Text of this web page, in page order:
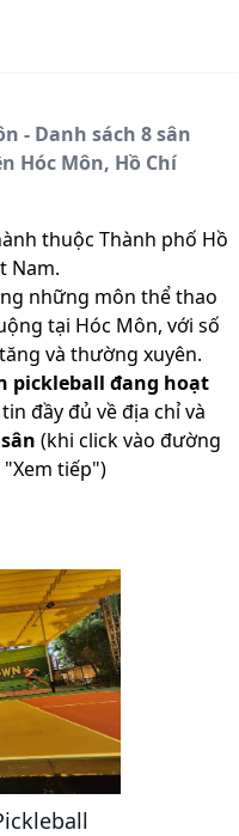
- Danh sách 8 sân
Hóc Môn, Hồ Chí
thuộc Thành phố Hồ
Nam.
những môn thể thao
tại Hóc Môn, với số
và thường xuyên.
pickleball đang hoạt
đầy đủ về địa chỉ và
(khi click vào đường
tiếp")